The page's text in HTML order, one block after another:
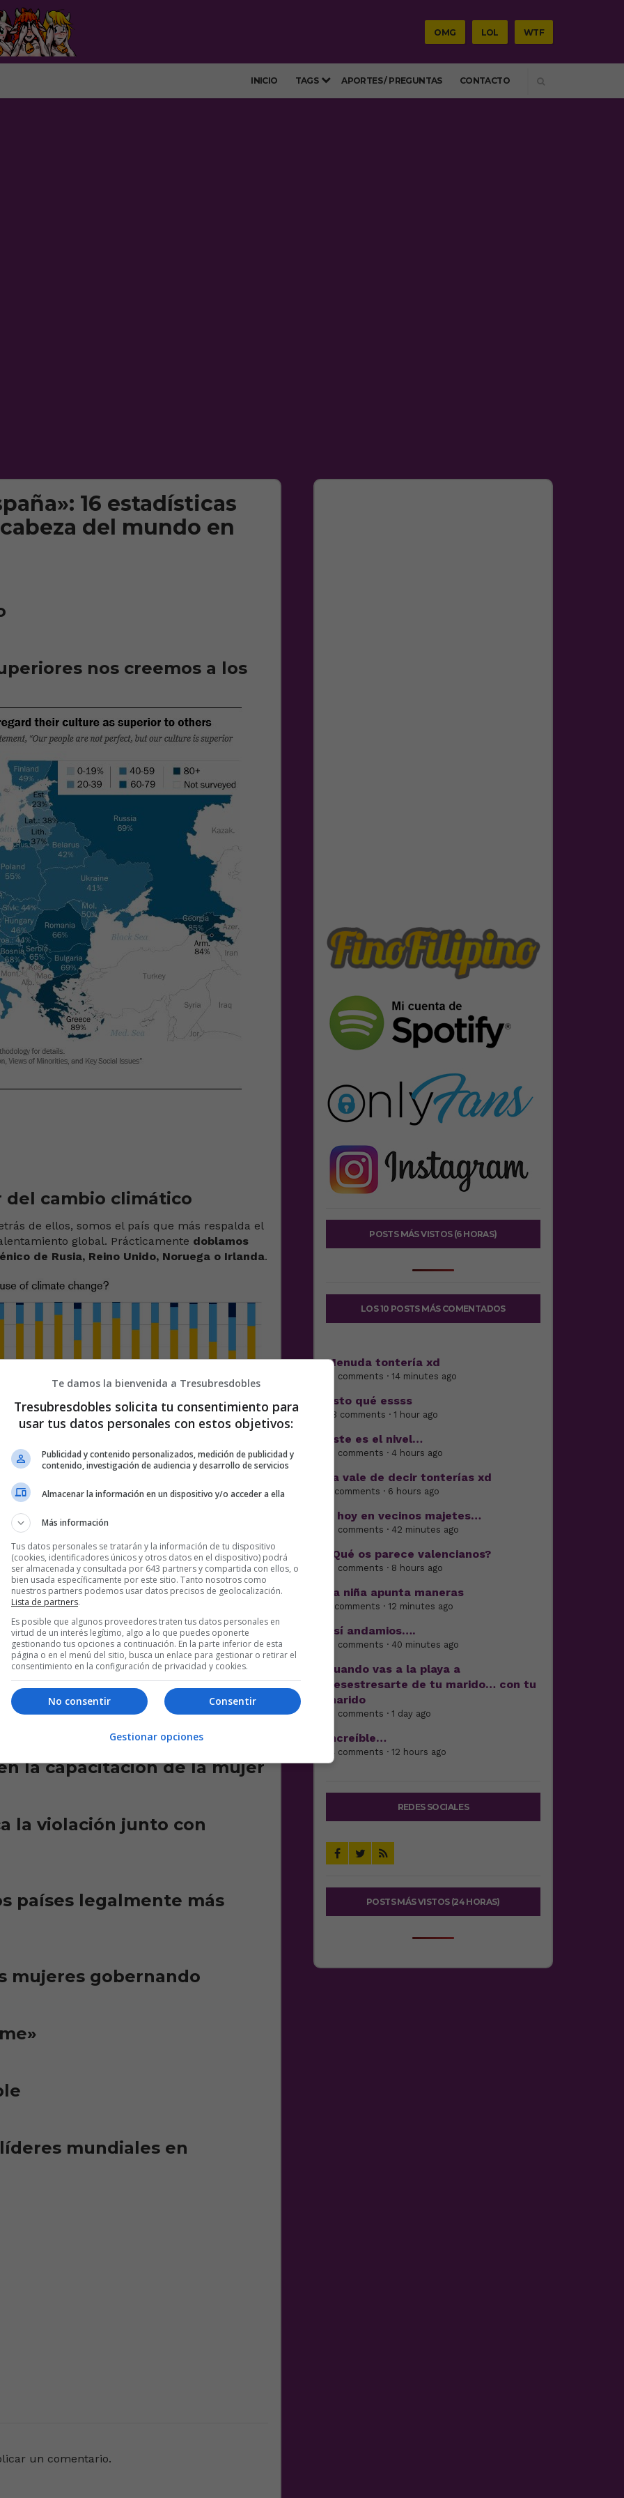
OMG LOL WTF
INICIO
TAGS APORTES / PREGUNTAS CONTACTO
16 estadísticas
del mundo en
nos creemos a los
del cambio climático
de ellos, somos el país que más respalda el
global. Prácticamente doblamos
de Rusia, Reino Unido, Noruega o Irlanda.
homosexual
está más aceptada
la capacitación de la mujer
la violación junto con
países legalmente más
mujeres gobernando
mundiales en
un comentario.
POSTS MÁS VISTOS (6 HORAS)
LOS 10 POSTS MÁS COMENTADOS
Menuda tontería xd
21 comments · 14 minutes ago
Esto qué essss
23 comments · 1 hour ago
Este es el nivel…
21 comments · 4 hours ago
Ya vale de decir tonterías xd
6 comments · 6 hours ago
Y hoy en vecinos majetes…
16 comments · 42 minutes ago
¿Qué os parece valencianos?
17 comments · 8 hours ago
La niña apunta maneras
6 comments · 12 minutes ago
Así andamios….
18 comments · 40 minutes ago
Cuando vas a la playa a
desestresarte de tu marido… con tu
marido
15 comments · 1 day ago
Increíble…
14 comments · 12 hours ago
REDES SOCIALES
POSTS MÁS VISTOS (24 HORAS)
Te damos la bienvenida a Tresubresdobles
Tresubresdobles solicita tu consentimiento para
usar tus datos personales con estos objetivos:
Publicidad y contenido personalizados, medición de publicidad y
contenido, investigación de audiencia y desarrollo de servicios
Almacenar la información en un dispositivo y/o acceder a ella
Más información
Tus datos personales se tratarán y la información de tu dispositivo
(cookies, identificadores únicos y otros datos en el dispositivo) podrá
ser almacenada y consultada por 643 partners y compartida con ellos, o
bien usada específicamente por este sitio. Tanto nosotros como
nuestros partners podemos usar datos precisos de geolocalización.
Lista de partners.
Es posible que algunos proveedores traten tus datos personales en
virtud de un interés legítimo, algo a lo que puedes oponerte
gestionando tus opciones a continuación. En la parte inferior de esta
página o en el menú del sitio, busca un enlace para gestionar o retirar el
consentimiento en la configuración de privacidad y cookies.
Consentir
No consentir
Gestionar opciones